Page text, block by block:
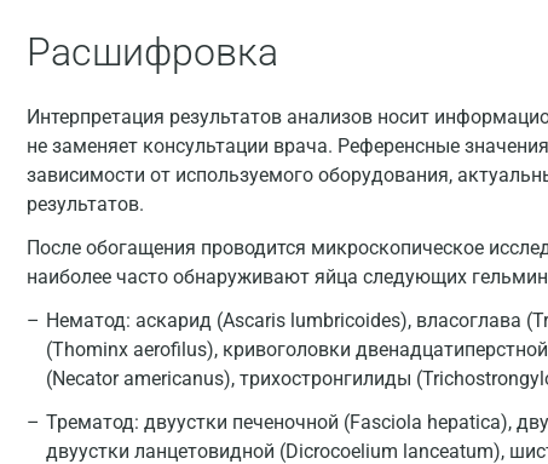
Расшифровка
Интерпретация результатов анализов носит
не заменяет консультации врача. Референсные
зависимости от используемого оборудования,
результатов.
После обогащения проводится микроскопическое
наиболее часто обнаруживают яйца следующих
Нематод: аскарид (Ascaris lumbricoides), власоглава
(Thominx aerofilus), кривоголовки
(Necator americanus), трихостронгилиды
Трематод: двуустки печеночной (Fasciola hepatica),
двуустки ланцетовидной (Dicrocoelium lanceatum),